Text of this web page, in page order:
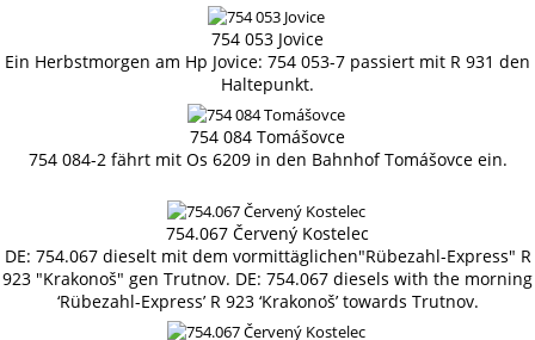
754 053 Jovice
Ein Herbstmorgen am Hp Jovice: 754 053-7 passiert mit R 931 den
Haltepunkt.
754 084 Tomášovce
754 084-2 fährt mit Os 6209 in den Bahnhof Tomášovce ein.
754.067 Červený Kostelec
DE: 754.067 dieselt mit dem vormittäglichen"Rübezahl-Express" R
923 "Krakonoš" gen Trutnov. DE: 754.067 diesels with the morning
‘Rübezahl-Express’ R 923 ‘Krakonoš’ towards Trutnov.